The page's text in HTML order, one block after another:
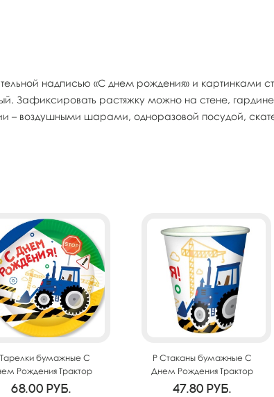
надписью «С днем рождения» и картинками
Зафиксировать растяжку можно на стене,
воздушными шарами, одноразовой посудой,
Тарелки бумажные С
Рождения Трактор
23см 6шт
68.00 руб.
P Стаканы бумажные С
Днем Рождения Трактор
200мл 6шт
47.80 руб.